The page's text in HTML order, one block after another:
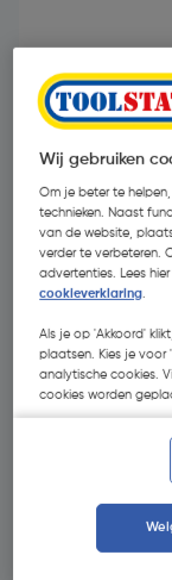
€ 2,09
|
Wij gebruiken
Om je beter te
technieken. Naast
van de website,
verder te verbeteren.
advertenties. Lees
cookieverklaring
Als je op 'Akkoord'
plaatsen. Kies je voor
analytische cookies.
cookies worden